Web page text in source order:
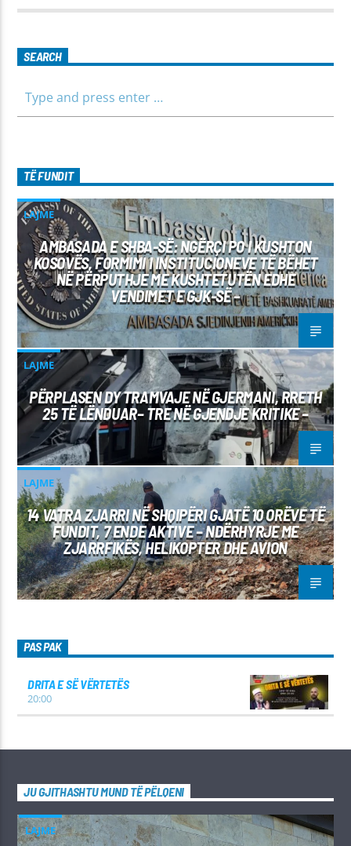
të jemi më afër dëgjuesve të rinj, komunikojmë së bashku me
kanë, por edhe përfitimin e njohurive të reja. Çdo të diel, ora
10:00-12:00 Moderatore: Luljeta Beqiri Kontakti: Viber: +383
SEARCH
TË FUNDIT
LAJME
AMBASADA E SHBA-SË: NGËRÇI PO I KUSHTON
KOSOVËS, FORMIMI I INSTITUCIONEVE TË BËHET
NË PËRPUTHJE ME KUSHTETUTËN EDHE
VENDIMET E GJK-SË –
LAJME
PËRPLASEN DY TRAMVAJE NË GJERMANI, RRETH
25 TË LËNDUAR– TRE NË GJENDJE KRITIKE –
LAJME
14 VATRA ZJARRI NË SHQIPËRI GJATË 10 ORËVE TË
FUNDIT, 7 ENDE AKTIVE – NDËRHYRJE ME
ZJARRFIKËS, HELIKOPTER DHE AVION
PAS PAK
DRITA E SË VËRTETËS
20:00
JU GJITHASHTU MUND TË PËLQENI
LAJME